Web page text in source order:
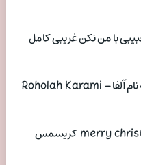
با من نکن غریبی کامل
دانلود آهنگ جدید روح الله کرمی به نام آلفا Roholah Karami –
دانلود آهنگ مری کریسمس merry christmas کریسمس